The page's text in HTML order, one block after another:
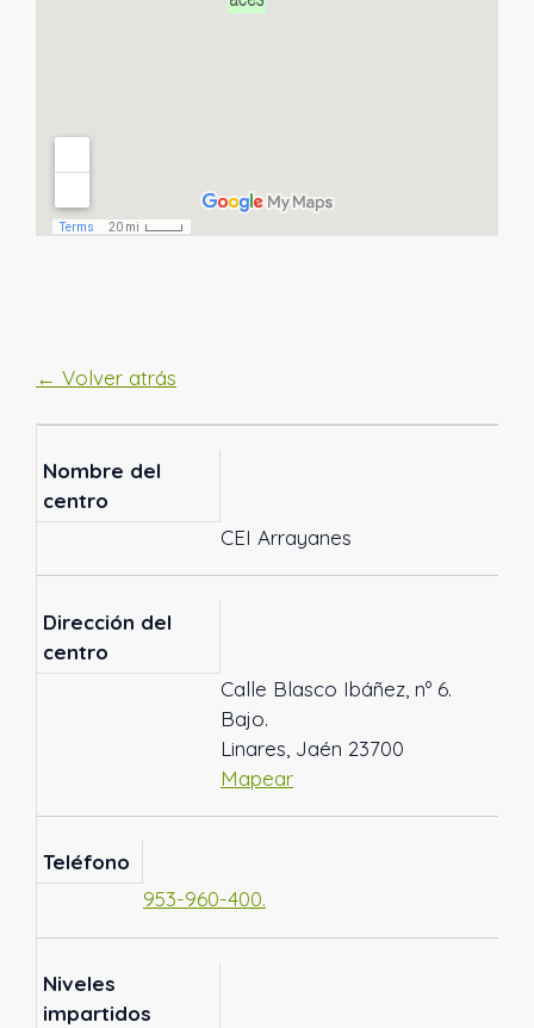
← Volver atrás
Nombre del
centro
CEI Arrayanes
Dirección del
centro
Calle Blasco Ibáñez, nº 6.
Bajo.
Linares, Jaén 23700
Mapear
Teléfono
953-960-400.
Niveles
impartidos